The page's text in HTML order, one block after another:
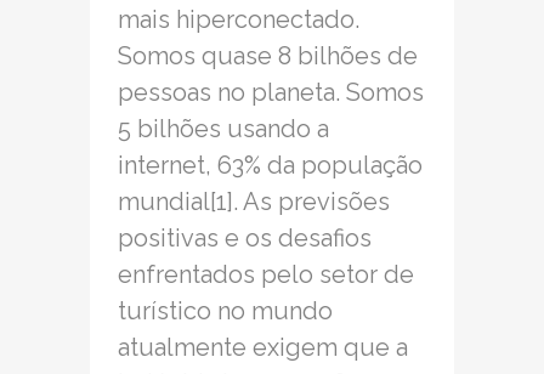
mais hiperconectado.
Somos quase 8 bilhões de
pessoas no planeta. Somos
5 bilhões usando a
internet, 63% da população
mundial[1]. As previsões
positivas e os desafios
enfrentados pelo setor de
turístico no mundo
atualmente exigem que a